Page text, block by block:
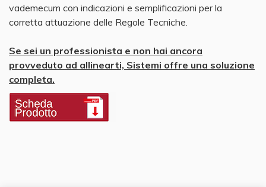
vademecum con indicazioni e semplificazioni per la
corretta attuazione delle Regole Tecniche.
Se sei un professionista e non hai ancora
provveduto ad allinearti, Sistemi offre una soluzione
completa.